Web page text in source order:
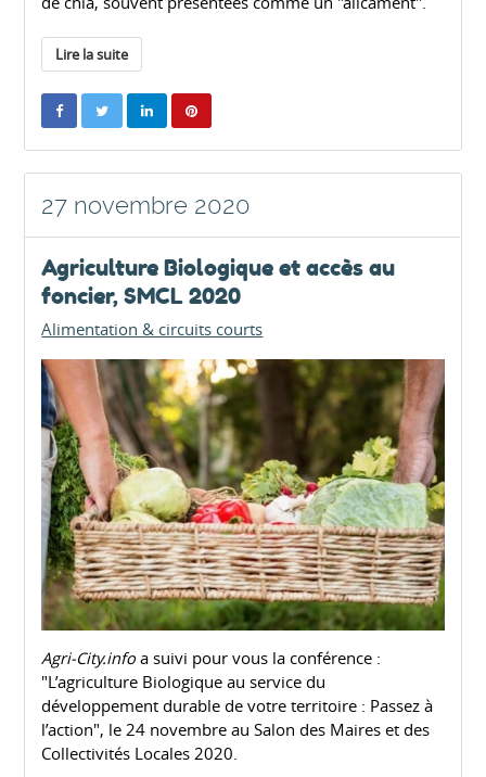
Lire la suite
27 novembre 2020
Agriculture Biologique et accès au
foncier, SMCL 2020
Alimentation & circuits courts
Agri-City.infoa suivi pour vous la conférence :
"L’agriculture Biologique au service du
développement durable de votre territoire : Passez à
l’action", le 24 novembre au Salon des Maires et des
Collectivités Locales 2020.